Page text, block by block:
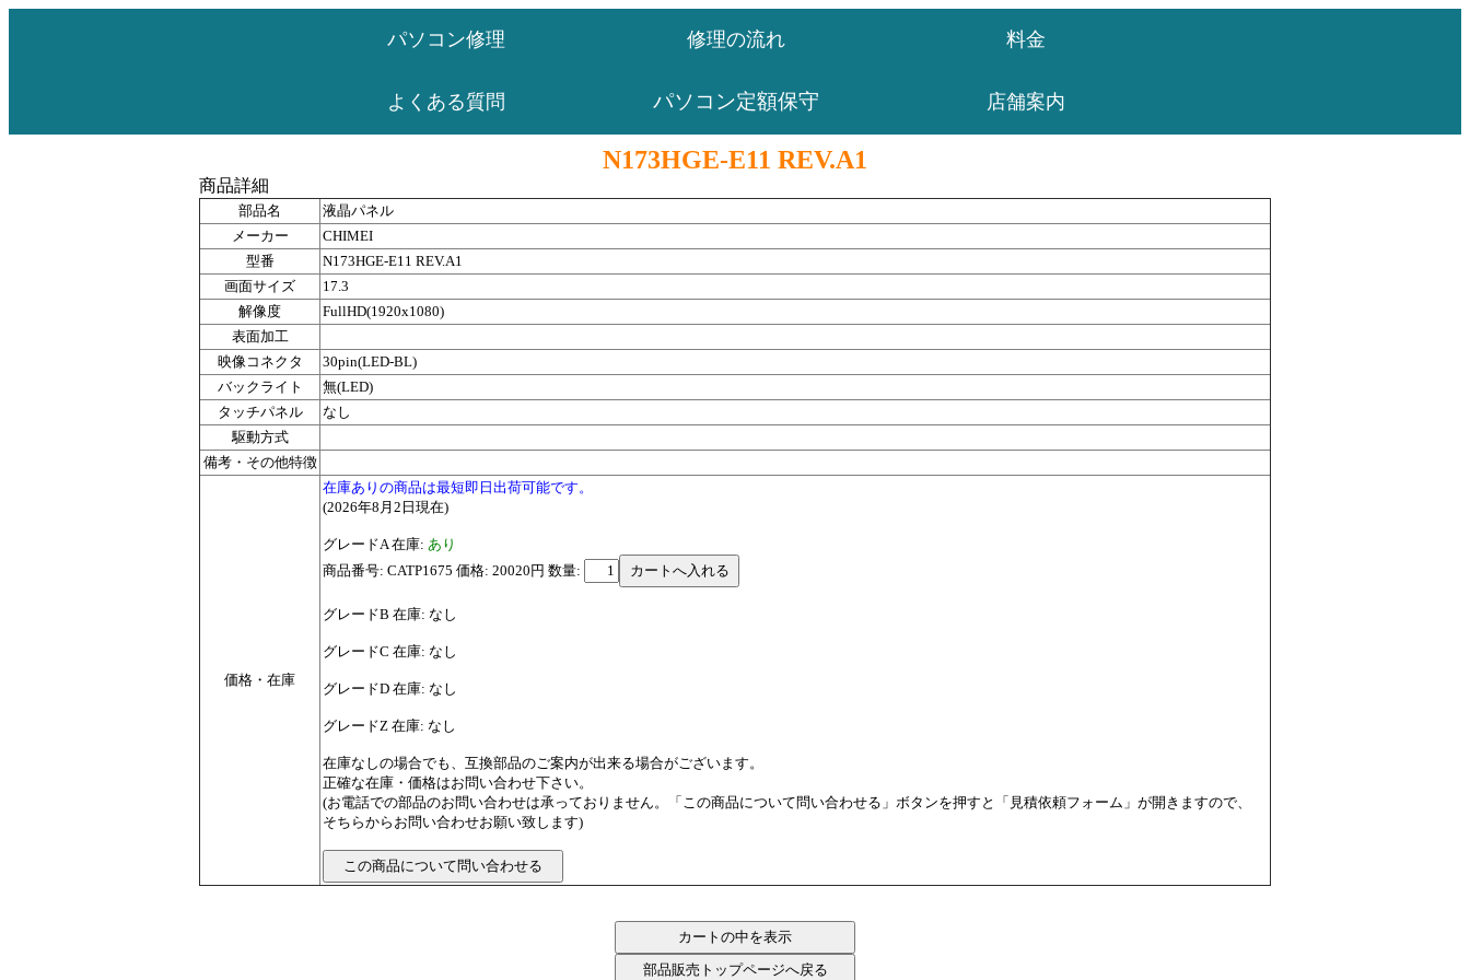
パソコン修理 修理の流れ 料金
よくある質問 パソコン定額保守 店舗案内
N173HGE-E11 REV.A1
商品詳細
部品名
液晶パネル
メーカー
CHIMEI
型番
N173HGE-E11 REV.A1
画面サイズ
17.3
解像度
FullHD(1920x1080)
表面加工
映像コネクタ
30pin(LED-BL)
バックライト
無(LED)
タッチパネル
なし
駆動方式
備考・その他特徴
価格・在庫
在庫ありの商品は最短即日出荷可能です。
(2026年8月2日現在)
グレードA 在庫: あり
商品番号: CATP1675 価格: 20020円 数量:
グレードB 在庫: なし
グレードC 在庫: なし
グレードD 在庫: なし
グレードZ 在庫: なし
在庫なしの場合でも、互換部品のご案内が出来る場合がございます。
正確な在庫・価格はお問い合わせ下さい。
(お電話での部品のお問い合わせは承っておりません。「この商品について問い合わせる」ボタンを押すと「見積依頼フォーム」が開きますので、
そちらからお問い合わせお願い致します)